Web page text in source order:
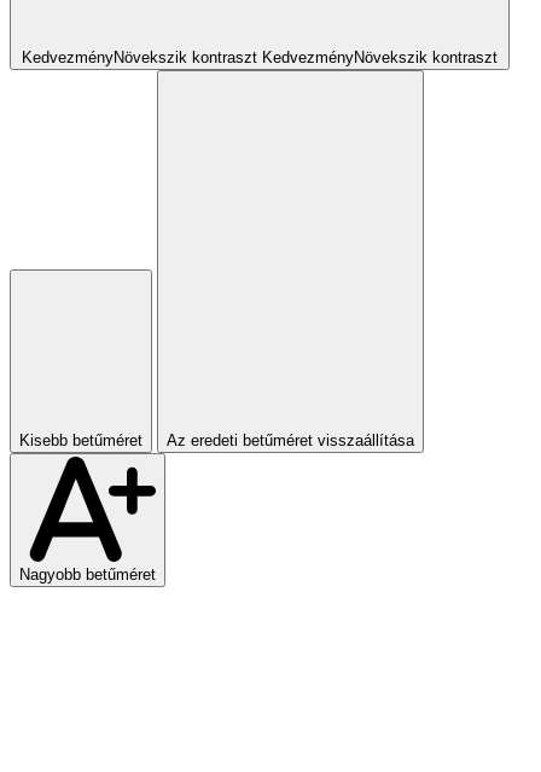
KedvezményNövekszik kontraszt KedvezményNövekszik kontraszt
Kisebb betűméret Az eredeti betűméret visszaállítása
Nagyobb betűméret